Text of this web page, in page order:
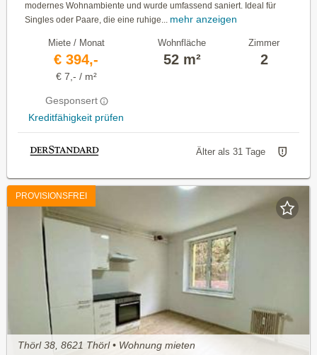
modernes Wohnambiente und wurde umfassend saniert. Ideal für
Singles oder Paare, die eine ruhige... mehr anzeigen
Miete / Monat
€ 394,-
€ 7,- / m²
Gesponsert
Kreditfähigkeit prüfen
Wohnfläche
52 m²
Zimmer
2
Älter als 31 Tage
PROVISIONSFREI
Thörl 38, 8621 Thörl • Wohnung mieten